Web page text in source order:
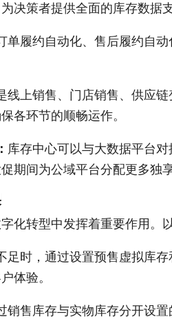
决策者提供全面的库存数据
单履约自动化、售后履约自
线上销售、门店销售、供应
各环节的顺畅运作。
库存中心可以与大数据平台
期间为公域平台分配更多独
化转型中发挥着重要作用。
足时，通过设置预售虚拟库
体验。
销售库存与实物库存分开设